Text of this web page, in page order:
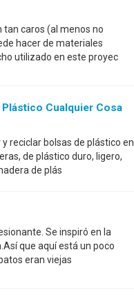
tan caros (al menos no
hacer de materiales
utilizado en este proyec
Cualquier Cosa
reciclar bolsas de plástico en
de plástico duro, ligero,
de plás
Se inspiró en la
que aquí está un poco
eran viejas